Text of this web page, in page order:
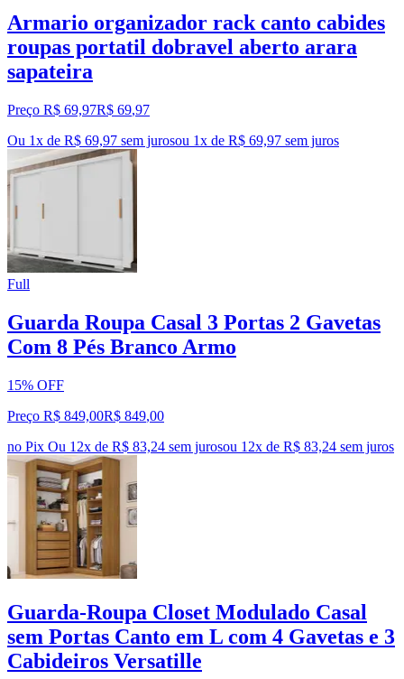
Armario organizador rack canto cabides
roupas portatil dobravel aberto arara
sapateira
Preço R$ 69,97R$ 69,97
Ou 1x de R$ 69,97 sem jurosou 1x de R$ 69,97 sem juros
Full
Guarda Roupa Casal 3 Portas 2 Gavetas
Com 8 Pés Branco Armo
15% OFF
Preço R$ 849,00R$ 849,00
no Pix Ou 12x de R$ 83,24 sem jurosou 12x de R$ 83,24 sem juros
Guarda-Roupa Closet Modulado Casal
sem Portas Canto em L com 4 Gavetas e 3
Cabideiros Versatille